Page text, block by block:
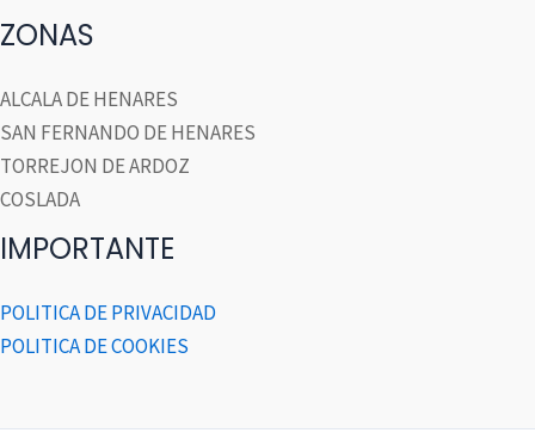
ZONAS
ALCALA DE HENARES
SAN FERNANDO DE HENARES
TORREJON DE ARDOZ
COSLADA
IMPORTANTE
POLITICA DE PRIVACIDAD
POLITICA DE COOKIES